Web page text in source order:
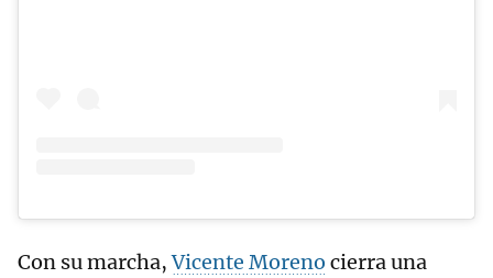
Con su marcha,Vicente Moreno cierra una